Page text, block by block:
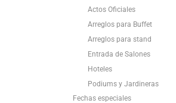
Actos Oficiales
Arreglos para Buffet
Arreglos para stand
Entrada de Salones
Hoteles
Podiums y Jardineras
Fechas especiales